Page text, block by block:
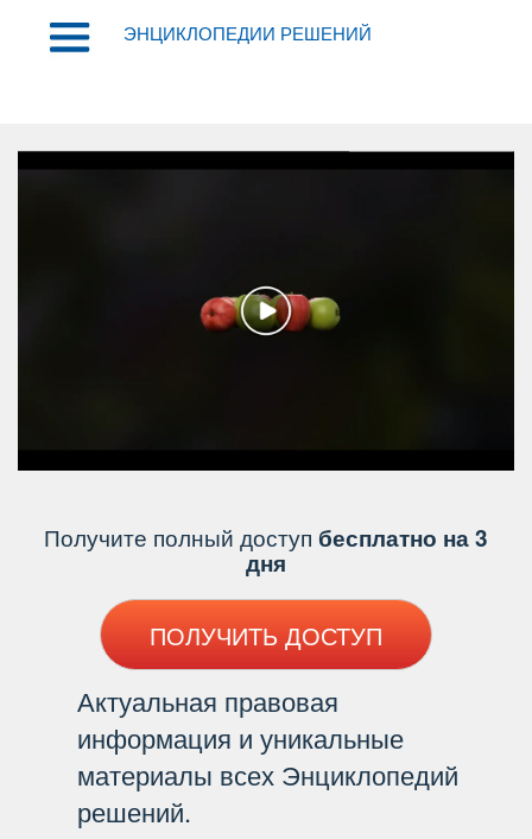
ЭНЦИКЛОПЕДИИ РЕШЕНИЙ
Получите полный доступ есплатно на 3
дня
ПОЛУЧИТЬ ДОСТУП
Актуальная правовая
информация и уникальные
материалы всех Энциклопедий
решений.